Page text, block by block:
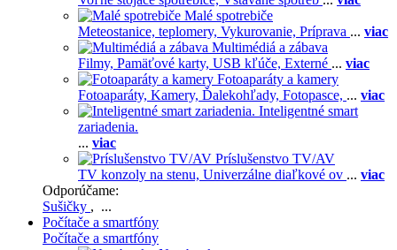
Malé spotrebiče
Meteostanice, teplomery, Vykurovanie, Príprava ... viac
Multimédiá a zábava
Filmy, Pamäťové karty, USB kľúče, Externé ... viac
Fotoaparáty a kamery
Fotoaparáty, Kamery, Ďalekohľady, Fotopasce, ... viac
Inteligentné smart
zariadenia.
... viac
Príslušenstvo TV/AV
TV konzoly na stenu, Univerzálne diaľkové ov ... viac
Odporúčame:
Sušičky , ...
Počítače a smartfóny
Počítače a smartfóny